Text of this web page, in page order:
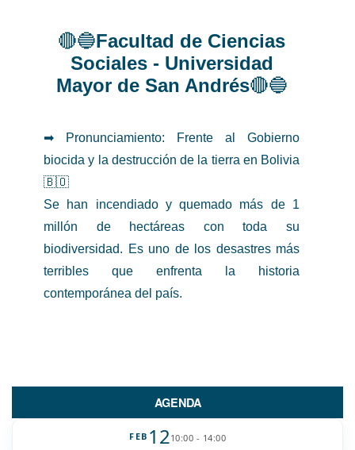
🔴🔵Facultad de Ciencias
Sociales - Universidad
Mayor de San Andrés🔴🔵
➡ Pronunciamiento: Frente al Gobierno
biocida y la destrucción de la tierra en Bolivia
🇧🇴
Se han incendiado y quemado más de 1
millón de hectáreas con toda su
biodiversidad. Es uno de los desastres más
terribles que enfrenta la historia
contemporánea del país.
AGENDA
FEB 1210:00 - 14:00